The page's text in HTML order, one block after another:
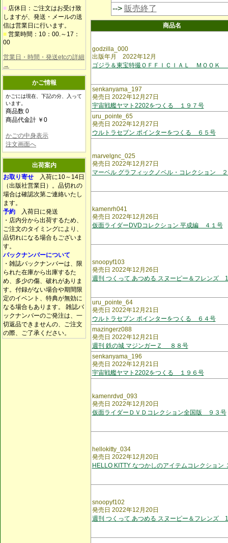
■ 店休日：ご注文はお受け致
しますが、発送・メールの送
信は営業日に行います。
■ 営業時間：10：00.～17：
00
営業日・時間・発送etcの詳細
→
かご情報
かごには現在、下記の分、入って
います。
商品数 0
商品代金計 ￥0
かごの中身表示
注文画面へ
出荷案内
お取り寄せ 入荷に10～14日
（出版社営業日）。品切れの
場合は確認次第ご連絡いたし
ます。
予約 入荷日に発送
・店内分から出荷するため、
ご注文のタイミングにより、
品切れになる場合もございま
す。
バックナンバーについて
・雑誌バックナンバーは、限
られた在庫から出庫するた
め、多少の傷、破れがありま
す。付録がない場合や期間限
定のイベント、特典が無効に
なる場合もあります。 雑誌バ
ックナンバーのご発注は、一
切返品できませんの、ご注文
の際、ご了承ください。
--> 販売終了
商品名
godzilla_000
出版年月 2022年12月
ゴジラ＆東宝特撮ＯＦＦＩＣＩＡＬ ＭＯＯＫ
senkanyama_197
発売日 2022年12月27日
宇宙戦艦ヤマト2202をつくる １９７号
uru_pointe_65
発売日 2022年12月27日
ウルトラセブン ポインターをつくる ６５号
marvelgnc_025
発売日 2022年12月27日
マーベル グラフィックノベル・コレクション
kamenrh041
発売日 2022年12月26日
仮面ライダーDVDコレクション 平成編 ４１号
snoopyf103
発売日 2022年12月26日
週刊 つくって あつめる スヌーピー＆フレンズ
uru_pointe_64
発売日 2022年12月21日
ウルトラセブン ポインターをつくる ６４号
mazingerz088
発売日 2022年12月21日
週刊 鉄の城 マジンガーＺ ８８号
senkanyama_196
発売日 2022年12月21日
宇宙戦艦ヤマト2202をつくる １９６号
kamenrdvd_093
発売日 2022年12月20日
仮面ライダーＤＶＤコレクション全国版 ９３号
hellokitty_034
発売日 2022年12月20日
HELLO KITTY なつかしのアイテムコレクション
snoopyf102
発売日 2022年12月20日
週刊 つくって あつめる スヌーピー＆フレンズ